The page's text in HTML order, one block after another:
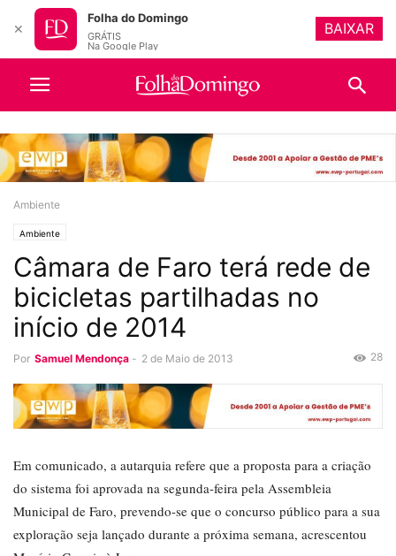
Ambiente
Ambiente
Câmara de Faro terá rede de
bicicletas partilhadas no
início de 2014
Por Samuel Mendonça - 2 de Maio de 2013 28
Em comunicado, a autarquia refere que a proposta para a criação
do sistema foi aprovada na segunda-feira pela Assembleia
Municipal de Faro, prevendo-se que o concurso público para a sua
exploração seja lançado durante a próxima semana, acrescentou
✕
Folha do Domingo
GRÁTIS
Na Google Play
BAIXAR